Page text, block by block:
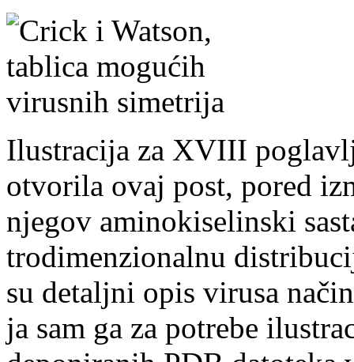
Ilustracija za XVIII
otvorila ovaj post, pored
njegov aminokiselinski
trodimenzionalnu
su detaljni opis virusa
ja sam ga za potrebe